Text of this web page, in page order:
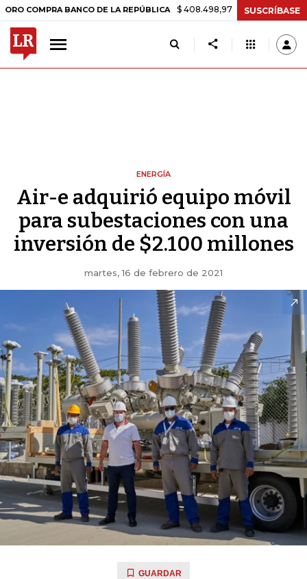
BANCO DE LA REPÚBLICA $ 408.498,97 +$ 8.753,81 +2,19%
SUSCRÍBASE
ENERGÍA
Air-e adquirió equipo móvil
para subestaciones con una
inversión de $2.100 millones
martes, 16 de febrero de 2021
GUARDAR